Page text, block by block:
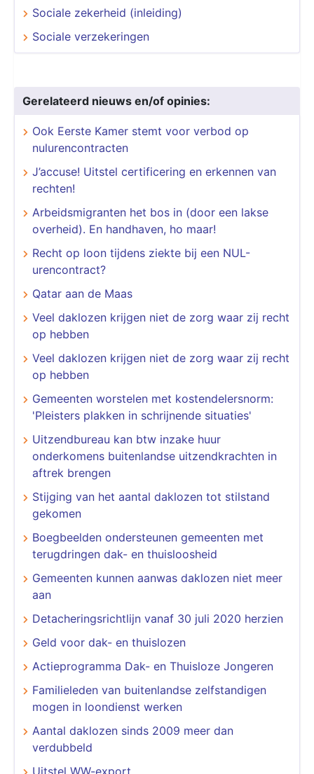
Sociale zekerheid (inleiding)
Sociale verzekeringen
Gerelateerd nieuws en/of opinies:
Ook Eerste Kamer stemt voor verbod op
nulurencontracten
J’accuse! Uitstel certificering en erkennen van
rechten!
Arbeidsmigranten het bos in (door een lakse
overheid). En handhaven, ho maar!
Recht op loon tijdens ziekte bij een NUL-
urencontract?
Qatar aan de Maas
Veel daklozen krijgen niet de zorg waar zij recht
op hebben
Veel daklozen krijgen niet de zorg waar zij recht
op hebben
Gemeenten worstelen met kostendelersnorm:
'Pleisters plakken in schrijnende situaties'
Uitzendbureau kan btw inzake huur
onderkomens buitenlandse uitzendkrachten in
aftrek brengen
Stijging van het aantal daklozen tot stilstand
gekomen
Boegbeelden ondersteunen gemeenten met
terugdringen dak- en thuisloosheid
Gemeenten kunnen aanwas daklozen niet meer
aan
Detacheringsrichtlijn vanaf 30 juli 2020 herzien
Geld voor dak- en thuislozen
Actieprogramma Dak- en Thuisloze Jongeren
Familieleden van buitenlandse zelfstandigen
mogen in loondienst werken
Aantal daklozen sinds 2009 meer dan
verdubbeld
Uitstel WW-export